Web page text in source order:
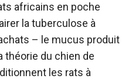
africains en poche
la tuberculose à
– le mucus produit
théorie du chien de
les rats à